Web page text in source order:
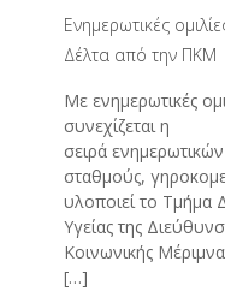
Ενημερωτικές
Δέλτα από την ΠΚΜ
Με ενημερωτικές
συνεχίζεται η
σειρά
σταθμούς,
υλοποιεί το Τμήμα
Υγείας της
Κοινωνικής
[…]